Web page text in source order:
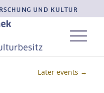
UND KULTUR
Later events →